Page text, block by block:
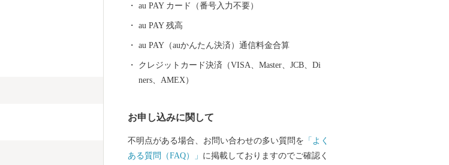
資の集積地として重要視されました。 川越市は、都心
から30キロメートルの首都圏に位置するベッドタウン
でありながら、商品作物などを生産する近郊農業、交
域の中心都市として発展を続けています。 川越市は、
au PAY カード（番号入力不要）
au PAY 残高
au PAY（auかんたん決済）通信料金合算
クレジットカード決済（VISA、Master、JCB、Di
ners、AMEX）
お申し込みに関して
不明点がある場合、お問い合わせの多い質問を 「よく
ある質問（FAQ）」 に掲載しておりますのでご確認く